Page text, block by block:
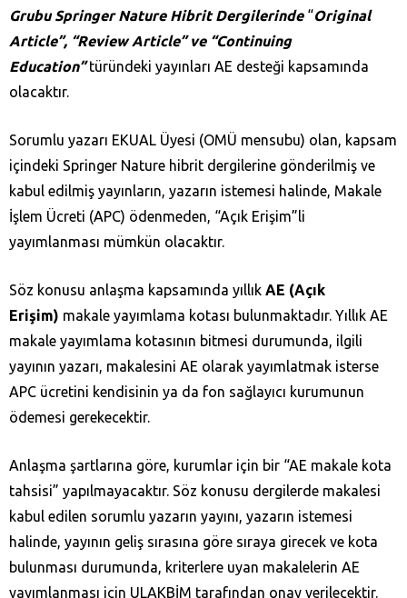
Grubu Springer Nature Hibrit Dergilerinde“Original
Article”, “Review Article” ve “Continuing
Education”türündeki yayınları AE desteği kapsamında
olacaktır.
Sorumlu yazarı EKUAL Üyesi (OMÜ mensubu) olan, kapsam
içindeki Springer Nature hibrit dergilerine gönderilmiş ve
kabul edilmiş yayınların, yazarın istemesi halinde, Makale
İşlem Ücreti (APC) ödenmeden, “Açık Erişim”li
yayımlanması mümkün olacaktır.
Söz konusu anlaşma kapsamında yıllık AE (Açık
Erişim) makale yayımlama kotası bulunmaktadır. Yıllık AE
makale yayımlama kotasının bitmesi durumunda, ilgili
yayının yazarı, makalesini AE olarak yayımlatmak isterse
APC ücretini kendisinin ya da fon sağlayıcı kurumunun
ödemesi gerekecektir.
Anlaşma şartlarına göre, kurumlar için bir “AE makale kota
tahsisi” yapılmayacaktır. Söz konusu dergilerde makalesi
kabul edilen sorumlu yazarın yayını, yazarın istemesi
halinde, yayının geliş sırasına göre sıraya girecek ve kota
bulunması durumunda, kriterlere uyan makalelerin AE
yayımlanması için ULAKBİM tarafından onay verilecektir.